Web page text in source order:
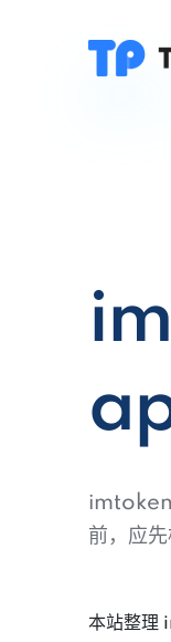
imtoken
前，应
本站整理